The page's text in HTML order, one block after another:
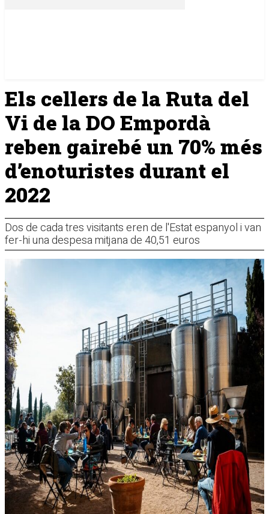
Els cellers de la Ruta del
Vi de la DO Empordà
reben gairebé un 70% més
d’enoturistes durant el
2022
Dos de cada tres visitants eren de l'Estat espanyol i van
fer-hi una despesa mitjana de 40,51 euros